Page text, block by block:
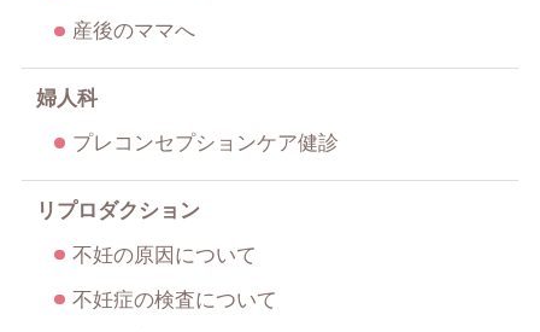
産後のママへ
婦人科
プレコンセプションケア健診
リプロダクション
不妊の原因について
不妊症の検査について